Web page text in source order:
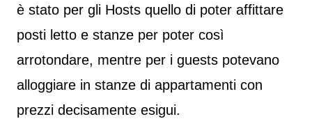
è stato per gli Hosts quello di poter affittare
posti letto e stanze per poter così
arrotondare, mentre per i guests potevano
alloggiare in stanze di appartamenti con
prezzi decisamente esigui.